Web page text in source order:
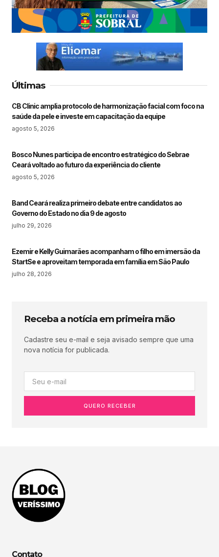
Últimas
CB Clinic amplia protocolo de harmonização facial com foco na
saúde da pele e investe em capacitação da equipe
agosto 5, 2026
Bosco Nunes participa de encontro estratégico do Sebrae
Ceará voltado ao futuro da experiência do cliente
agosto 5, 2026
Band Ceará realiza primeiro debate entre candidatos ao
Governo do Estado no dia 9 de agosto
julho 29, 2026
Ezemir e Kelly Guimarães acompanham o filho em imersão da
StartSe e aproveitam temporada em família em São Paulo
julho 28, 2026
Receba a notícia em primeira mão
Cadastre seu e-mail e seja avisado sempre que uma
nova notícia for publicada.
QUERO RECEBER
Contato